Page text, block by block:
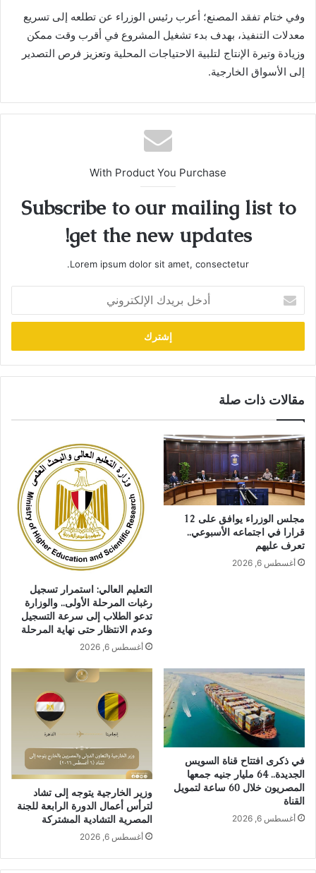
وفي ختام تفقد المصنع؛ أعرب رئيس الوزراء عن تطلعه إلى تسريع
معدلات التنفيذ، بهدف بدء تشغيل المشروع في أقرب وقت ممكن
وزيادة وتيرة الإنتاج لتلبية الاحتياجات المحلية وتعزيز فرص التصدير
إلى الأسواق الخارجية.
With Product You Purchase
Subscribe to our mailing list to
get the new updates!
Lorem ipsum dolor sit amet, consectetur.
بريدك
الإلكتروني
مقالات ذات صلة
مجلس الوزراء يوافق على 12
قرارا في اجتماعه الأسبوعي..
تعرف عليهم
أغسطس 6, 2026
التعليم العالي: استمرار تسجيل
رغبات المرحلة الأولى.. والوزارة
تدعو الطلاب إلى سرعة التسجيل
وعدم الانتظار حتى نهاية المرحلة
أغسطس 6, 2026
في ذكرى افتتاح قناة السويس
الجديدة.. 64 مليار جنيه جمعها
المصريون خلال 60 ساعة لتمويل
القناة
أغسطس 6, 2026
وزير الخارجية يتوجه إلى تشاد
لترأس أعمال الدورة الرابعة للجنة
المصرية التشادية المشتركة
أغسطس 6, 2026